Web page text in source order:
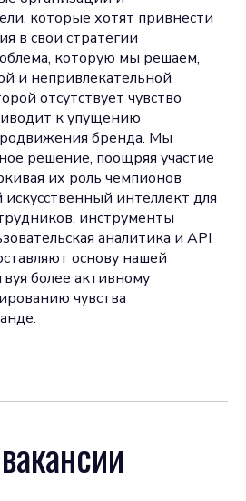
которые хотят привнести
в свои стратегии
которую мы решаем,
и непривлекательной
отсутствует чувство
к упущению
бренда. Мы
решение, поощряя участие
их роль чемпионов
интеллект для
инструменты
аналитика и API
основу нашей
более активному
чувства